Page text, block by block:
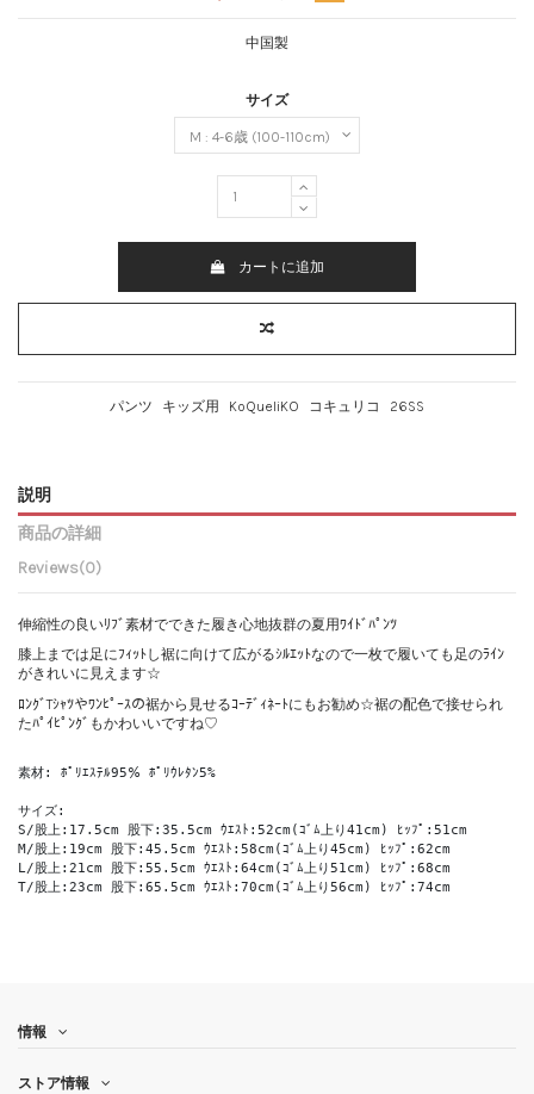
中国製
サイズ
カートに追加
パンツ キッズ用 KoQueliKO コキュリコ 26SS
説明
商品の詳細
Reviews(0)
伸縮性の良いﾘﾌﾞ素材でできた履き心地抜群の夏用ﾜｲﾄﾞﾊﾟﾝﾂ
膝上までは足にﾌｨｯﾄし裾に向けて広がるｼﾙｴｯﾄなので一枚で履いても足のﾗｲﾝ
がきれいに見えます☆
ﾛﾝｸﾞTｼｬﾂやﾜﾝﾋﾟｰｽの裾から見せるｺｰﾃﾞｨﾈｰﾄにもお勧め☆裾の配色で接せられ
たﾊﾟｲﾋﾟﾝｸﾞもかわいいですね♡
素材: ﾎﾟﾘｴｽﾃﾙ95％ ﾎﾟﾘｳﾚﾀﾝ5%
サイズ:
S/股上:17.5cm 股下:35.5cm ｳｴｽﾄ:52cm(ｺﾞﾑ上り41cm) ﾋｯﾌﾟ:51cm
M/股上:19cm 股下:45.5cm ｳｴｽﾄ:58cm(ｺﾞﾑ上り45cm) ﾋｯﾌﾟ:62cm
L/股上:21cm 股下:55.5cm ｳｴｽﾄ:64cm(ｺﾞﾑ上り51cm) ﾋｯﾌﾟ:68cm
T/股上:23cm 股下:65.5cm ｳｴｽﾄ:70cm(ｺﾞﾑ上り56cm) ﾋｯﾌﾟ:74cm
情報
ストア情報